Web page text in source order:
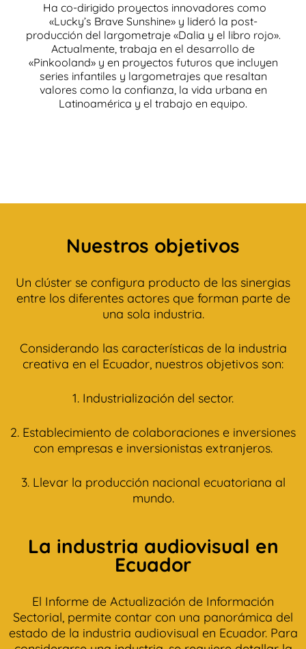
Ha co-dirigido proyectos innovadores como
«Lucky’s Brave Sunshine» y lideró la post-
producción del largometraje «Dalia y el libro rojo».
Actualmente, trabaja en el desarrollo de
«Pinkooland» y en proyectos futuros que incluyen
series infantiles y largometrajes que resaltan
valores como la confianza, la vida urbana en
Latinoamérica y el trabajo en equipo.
Nuestros objetivos
Un clúster se configura producto de las sinergias
entre los diferentes actores que forman parte de
una sola industria.
Considerando las características de la industria
creativa en el Ecuador, nuestros objetivos son:
1. Industrialización del sector.
2. Establecimiento de colaboraciones e inversiones
con empresas e inversionistas extranjeros.
3. Llevar la producción nacional ecuatoriana al
mundo.
La industria audiovisual en
Ecuador
El Informe de Actualización de Información
Sectorial, permite contar con una panorámica del
estado de la industria audiovisual en Ecuador. Para